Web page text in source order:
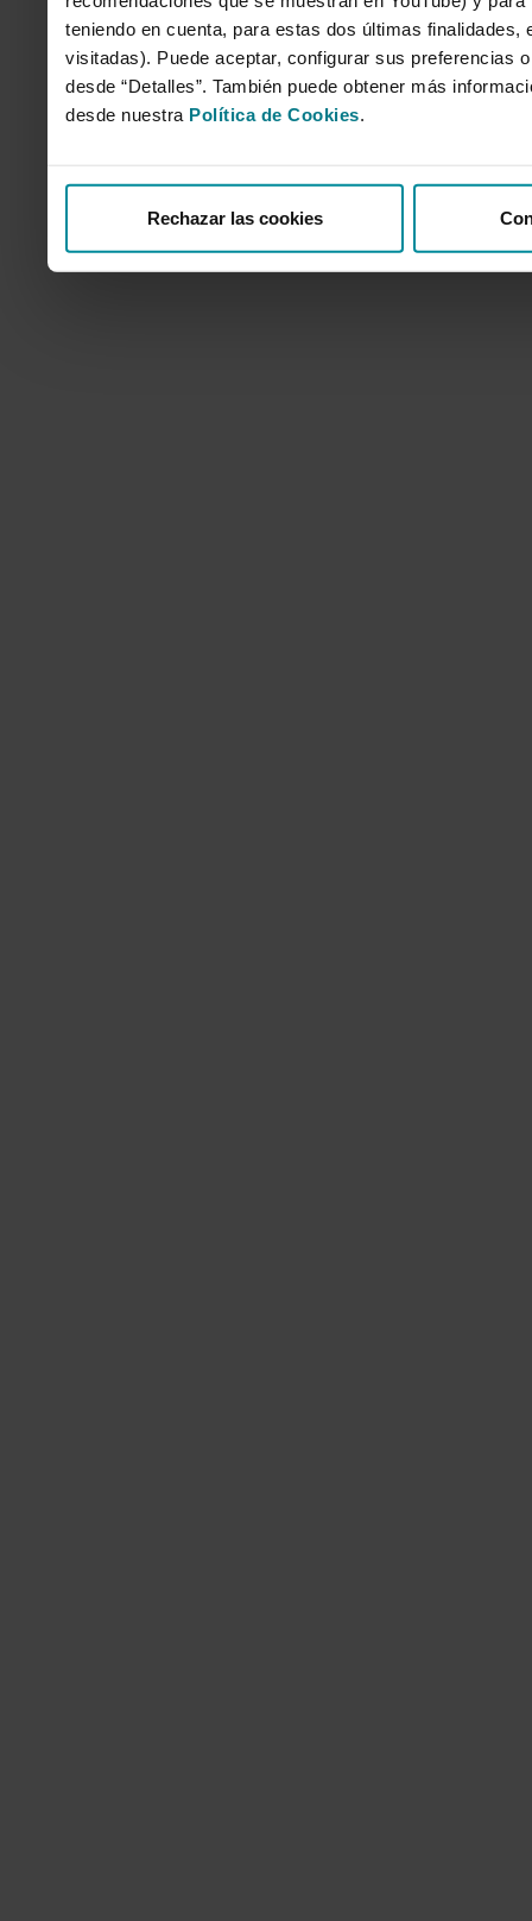
teniendo en cuenta, para estas dos últimas
visitadas). Puede aceptar, configurar sus preferencias
desde “Detalles”. También puede obtener más
desde nuestra Política de Cookies
Rechazar las cookies